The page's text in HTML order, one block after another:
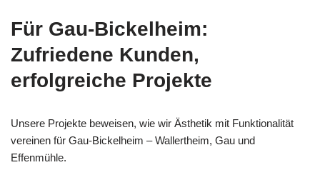
Für Gau-Bickelheim:
Zufriedene Kunden,
erfolgreiche Projekte
Unsere Projekte beweisen, wie wir Ästhetik mit Funktionalität
vereinen für Gau-Bickelheim – Wallertheim, Gau und
Effenmühle.